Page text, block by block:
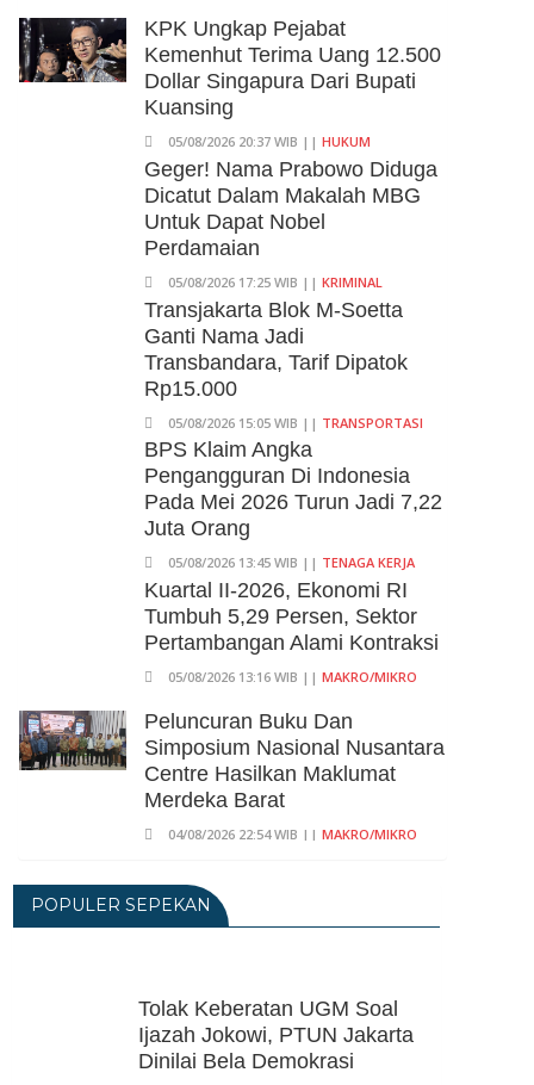
KPK Ungkap Pejabat
Kemenhut Terima Uang 12.500
Dollar Singapura Dari Bupati
Kuansing
05/08/2026 20:37 WIB || HUKUM
Geger! Nama Prabowo Diduga
Dicatut Dalam Makalah MBG
Untuk Dapat Nobel
Perdamaian
05/08/2026 17:25 WIB || KRIMINAL
Transjakarta Blok M-Soetta
Ganti Nama Jadi
Transbandara, Tarif Dipatok
Rp15.000
05/08/2026 15:05 WIB || TRANSPORTASI
BPS Klaim Angka
Pengangguran Di Indonesia
Pada Mei 2026 Turun Jadi 7,22
Juta Orang
05/08/2026 13:45 WIB || TENAGA KERJA
Kuartal II-2026, Ekonomi RI
Tumbuh 5,29 Persen, Sektor
Pertambangan Alami Kontraksi
05/08/2026 13:16 WIB || MAKRO/MIKRO
Peluncuran Buku Dan
Simposium Nasional Nusantara
Centre Hasilkan Maklumat
Merdeka Barat
04/08/2026 22:54 WIB || MAKRO/MIKRO
Dokter Tifa Praperadilankan
Kejaksaan
Adriansyah Akan
Praperadilankan Kejagung Dan
Polisi
POPULER SEPEKAN
Tolak Keberatan UGM Soal
Ijazah Jokowi, PTUN Jakarta
Dinilai Bela Demokrasi